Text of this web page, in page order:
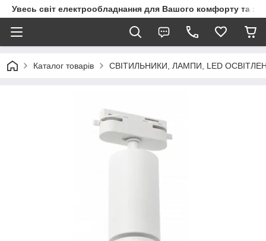
Увесь світ електрообладнання для Вашого комфорту та
Каталог товарів СВІТИЛЬНИКИ, ЛАМПИ, LED